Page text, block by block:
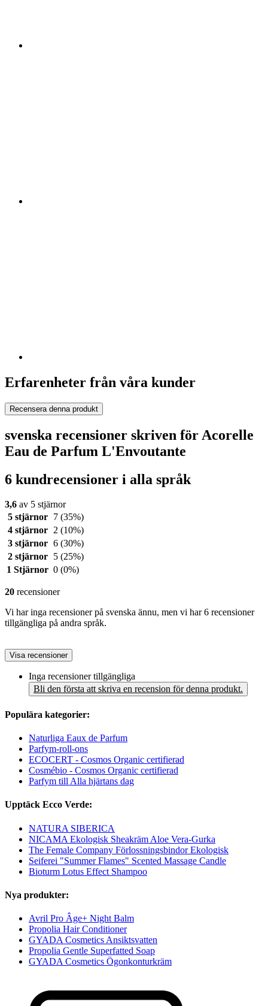
Erfarenheter från våra kunder
Recensera denna produkt
svenska recensioner skriven för Acorelle
Eau de Parfum L'Envoutante
6 kundrecensioner i alla språk
3,6 av 5 stjärnor
5 stjärnor
7 (35%)
4 stjärnor 2 (10%)
3 stjärnor 6 (30%)
2 stjärnor
5 (25%)
1 Stjärnor 0 (0%)
20 recensioner
Vi har inga recensioner på svenska ännu, men vi har 6 recensioner
tillgängliga på andra språk.
Visa recensioner
Inga recensioner tillgängliga
Bli den första att skriva en recension för denna produkt.
Populära kategorier:
Naturliga Eaux de Parfum
Parfym-roll-ons
ECOCERT - Cosmos Organic certifierad
Cosmébio - Cosmos Organic certifierad
Parfym till Alla hjärtans dag
Upptäck Ecco Verde:
NATURA SIBERICA
NICAMA Ekologisk Sheakräm Aloe Vera-Gurka
The Female Company Förlossningsbindor Ekologisk
Seiferei "Summer Flames" Scented Massage Candle
Bioturm Lotus Effect Shampoo
Nya produkter:
Avril Pro Âge+ Night Balm
Propolia Hair Conditioner
GYADA Cosmetics Ansiktsvatten
Propolia Gentle Superfatted Soap
GYADA Cosmetics Ögonkonturkräm